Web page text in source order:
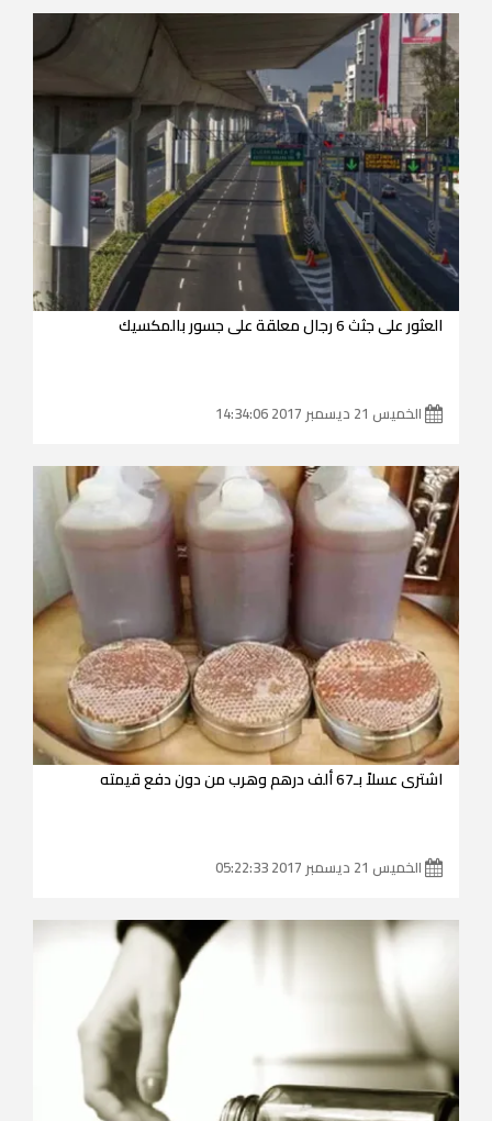
العثور على جثث 6 رجال معلقة على جسور بالمكسيك
الخميس 21 ديسمبر 2017 14:34:06
اشترى عسلاً بـ67 ألف درهم وهرب من دون دفع قيمته
الخميس 21 ديسمبر 2017 05:22:33